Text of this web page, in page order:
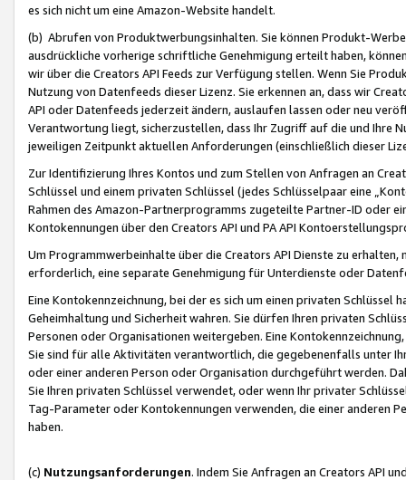
es sich nicht um eine Amazon-Website handelt.
(b) Abrufen von Produktwerbungsinhalten. Sie können Produkt-
ausdrückliche vorherige schriftliche Genehmigung erteilt haben,
wir über die Creators API Feeds zur Verfügung stellen. Wenn Sie
Nutzung von Datenfeeds dieser Lizenz. Sie erkennen an, dass wir
API oder Datenfeeds jederzeit ändern, auslaufen lassen oder neu
Verantwortung liegt, sicherzustellen, dass Ihr Zugriff auf die und Ihre
jeweiligen Zeitpunkt aktuellen Anforderungen (einschließlich dieser
Zur Identifizierung Ihres Kontos und zum Stellen von Anfragen an
Schlüssel und einem privaten Schlüssel (jedes Schlüsselpaar eine
Rahmen des Amazon-Partnerprogramms zugeteilte Partner-ID oder
Kontokennungen über den Creators API und PA API
Um Programmwerbeinhalte über die Creators API Dienste zu
erforderlich, eine separate Genehmigung für Unterdienste oder
Eine Kontokennzeichnung, bei der es sich um einen privaten
Geheimhaltung und Sicherheit wahren. Sie dürfen Ihren privaten
Personen oder Organisationen weitergeben. Eine
Sie sind für alle Aktivitäten verantwortlich, die gegebenenfalls unter
oder einer anderen Person oder Organisation durchgeführt werden.
Sie Ihren privaten Schlüssel verwendet, oder wenn Ihr privater
Tag-Parameter oder Kontokennungen verwenden, die einer anderen
haben.
(c) Nutzungsanforderungen. Indem Sie Anfragen an Creators API